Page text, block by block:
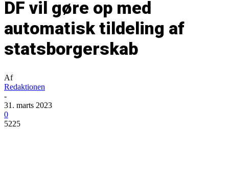
DF vil gøre op med
automatisk tildeling af
statsborgerskab
Af
Redaktionen
-
31. marts 2023
0
5225